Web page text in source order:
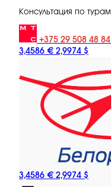
Консультация по турам
+375 29 508 48 84
3,4586 € 2,9974 $
3,4586 € 2,9974 $